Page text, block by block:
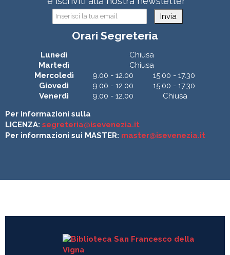
Invia
Orari Segreteria
Lunedì
Chiusa
Martedì
Chiusa
Mercoledì
9.00 - 12.00
15.00 - 17.30
Giovedì
9.00 - 12.00
15.00 - 17.30
Venerdì
9.00 - 12.00
Chiusa
Per informazioni sulla
LICENZA: segreteria@isevenezia.it
Per informazioni sui MASTER: master@isevenezia.it